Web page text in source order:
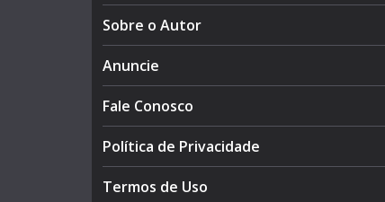
Sobre o Autor
Anuncie
Fale Conosco
Política de Privacidade
Termos de Uso